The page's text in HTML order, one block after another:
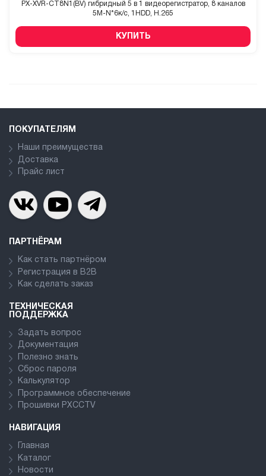
PX-XVR-CT8N1(BV) гибридный 5 в 1 видеорегистратор, 8 каналов
5M-N*6к/с, 1HDD, H.265
КУПИТЬ
ПОКУПАТЕЛЯМ
Наши преимущества
Доставка
Прайс лист
ПАРТНЁРАМ
Как стать партнёром
Регистрация в В2В
Как сделать заказ
ТЕХНИЧЕСКАЯ
ПОДДЕРЖКА
Задать вопрос
Документация
Полезно знать
Сброс пароля
Калькулятор
Программное обеспечение
Прошивки PXCCTV
НАВИГАЦИЯ
Главная
Каталог
Новости